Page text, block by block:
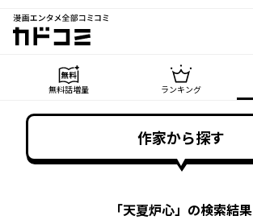
漫画エンタメ全部コミコミ
カドコミ
無料話増量 ランキング
作家から探す
「天夏炉心」の検索結果